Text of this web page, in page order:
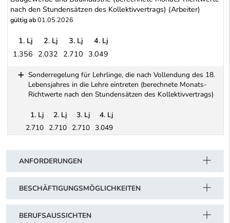
nach den Stundensätzen des Kollektivvertrags) (Arbeiter)
gültig ab01.05.2026
1. Lj 2. Lj 3. Lj
4. Lj
1.356 2.032 2.710 3.049
Sonderregelung für Lehrlinge, die nach Vollendung des 18.
Lebensjahres in die Lehre eintreten (berechnete Monats-
Richtwerte nach den Stundensätzen des Kollektivvertrags)
1. Lj 2. Lj 3. Lj
4. Lj
2.710 2.710 2.710 3.049
ANFORDERUNGEN
BESCHÄFTIGUNGSMÖGLICHKEITEN
BERUFSAUSSICHTEN